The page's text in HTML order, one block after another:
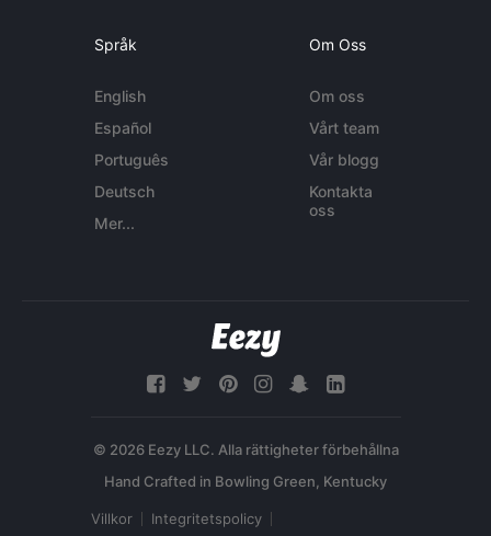
Språk
English
Español
Português
Deutsch
Mer...
Om Oss
Om oss
Vårt team
Vår blogg
Kontakta
oss
© 2026 Eezy LLC. Alla rättigheter förbehållna
Villkor Integritetspolicy